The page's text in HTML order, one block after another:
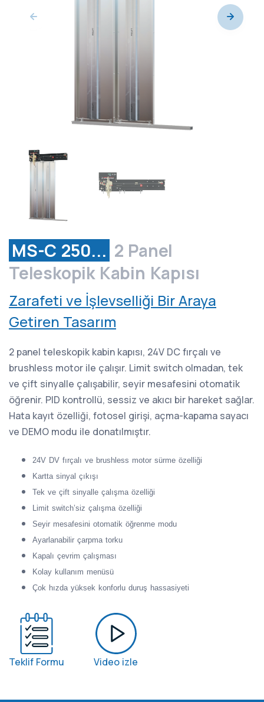
MS-C 250... 2 Panel
Teleskopik Kabin Kapısı
Zarafeti ve İşlevselliği Bir Araya
Getiren Tasarım
2 panel teleskopik kabin kapısı, 24V DC fırçalı ve
brushless motor ile çalışır. Limit switch olmadan, tek
ve çift sinyalle çalışabilir, seyir mesafesini otomatik
öğrenir. PID kontrollü, sessiz ve akıcı bir hareket sağlar.
Hata kayıt özelliği, fotosel girişi, açma-kapama sayacı
ve DEMO modu ile donatılmıştır.
24V DV fırçalı ve brushless motor sürme özelliği
Kartta sinyal çıkışı
Tek ve çift sinyalle çalışma özelliği
Limit switch’siz çalışma özelliği
Seyir mesafesini otomatik öğrenme modu
Ayarlanabilir çarpma torku
Kapalı çevrim çalışması
Kolay kullanım menüsü
Çok hızda yüksek konforlu duruş hassasiyeti
Teklif Formu Video izle